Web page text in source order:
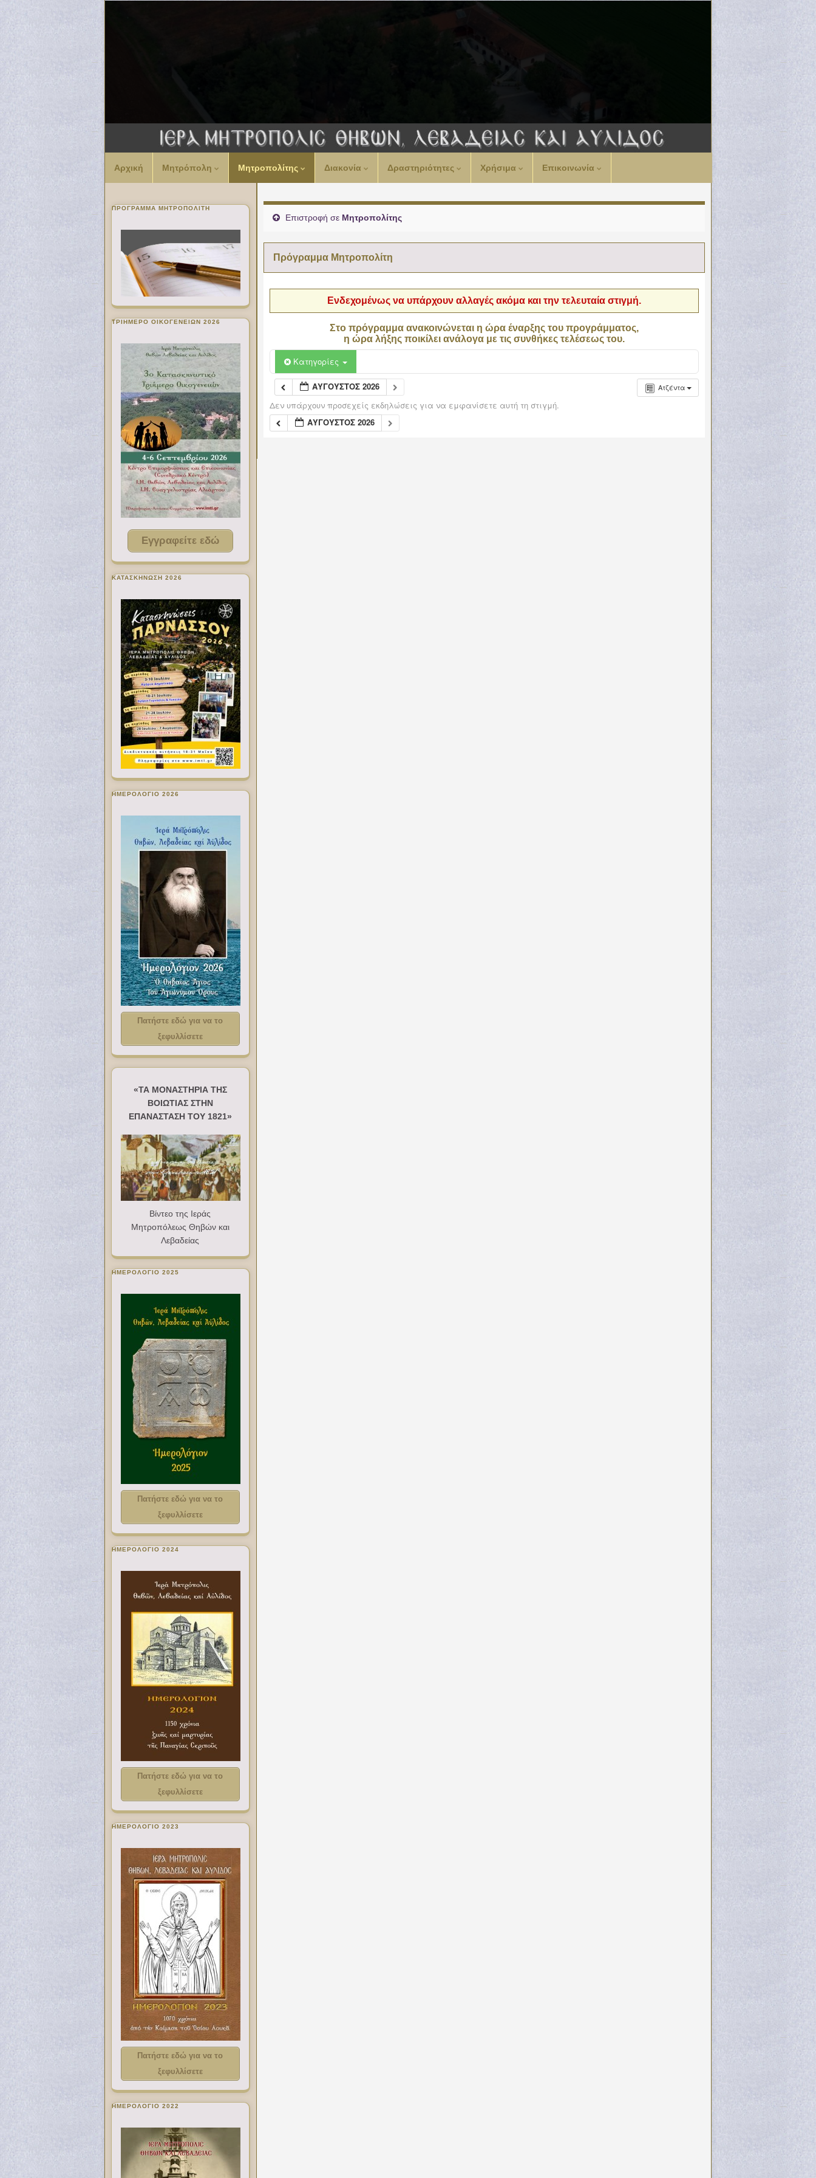
Αρχική Μητρόπολη Μητροπολίτης Διακονία Δραστηριότητες Χρήσιμα Επικοινωνία
Επιστροφή σε Μητροπολίτης
Πρόγραμμα Μητροπολίτη
Ενδεχομένως να υπάρχουν αλλαγές ακόμα και την τελευταία στιγμή.
Στο πρόγραμμα ανακοινώνεται η ώρα έναρξης του προγράμματος,
η ώρα λήξης ποικίλει ανάλογα με τις συνθήκες τελέσεως του.
Κατηγορίες
Ατζέντα
ΑΎΓΟΥΣΤΟΣ 2026
Δεν υπάρχουν προσεχείς εκδηλώσεις για να εμφανίσετε αυτή τη στιγμή.
ΑΎΓΟΥΣΤΟΣ 2026
ΠΡΌΓΡΑΜΜΑ ΜΗΤΡΟΠΟΛΊΤΗ
ΤΡΙΗΜΕΡΟ ΟΙΚΟΓΕΝΕΙΩΝ 2026
Εγγραφείτε εδώ
ΚΑΤΑΣΚΗΝΩΣΗ 2026
ΗΜΕΡΟΛΟΓΙΟ 2026
Πατήστε εδώ για να το
ξεφυλλίσετε
«ΤΑ ΜΟΝΑΣΤΗΡΙΑ ΤΗΣ
ΒΟΙΩΤΙΑΣ ΣΤΗΝ
ΕΠΑΝΑΣΤΑΣΗ ΤΟΥ 1821»
Βίντεο της Ιεράς
Μητροπόλεως Θηβών και
Λεβαδείας
ΗΜΕΡΟΛΟΓΙΟ 2025
Πατήστε εδώ για να το
ξεφυλλίσετε
ΗΜΕΡΟΛΟΓΙΟ 2024
Πατήστε εδώ για να το
ξεφυλλίσετε
ΗΜΕΡΟΛΟΓΙΟ 2023
Πατήστε εδώ για να το
ξεφυλλίσετε
ΗΜΕΡΟΛΟΓΙΟ 2022